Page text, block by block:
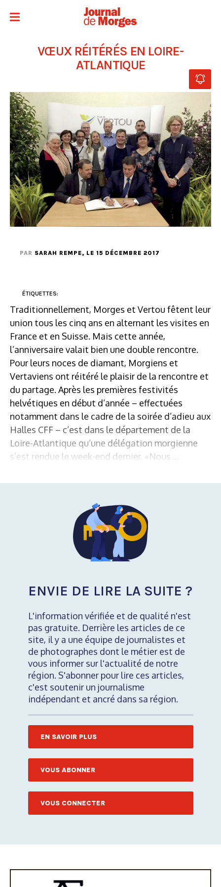
VŒUX RÉITÉRÉS EN LOIRE-
ATLANTIQUE
PAR SARAH REMPE, LE 15 DÉCEMBRE 2017
ÉTIQUETTES:
Traditionnellement, Morges et Vertou fêtent leur
union tous les cinq ans en alternant les visites en
France et en Suisse. Mais cette année,
l’anniversaire valait bien une double rencontre.
Pour leurs noces de diamant, Morgiens et
Vertaviens ont réitéré le plaisir de la rencontre et
du partage. Après les premières festivités
helvétiques en début d’année – effectuées
notamment dans le cadre de la soirée d’adieu aux
Halles CFF – c’est dans le département de la
Loire-Atlantique qu’une délégation morgienne
s’est rendue le week-end dernier. «Nous ...
ENVIE DE LIRE LA SUITE ?
L'information vérifiée et de qualité n'est
pas gratuite. Derrière les articles de ce
site, il y a une équipe de journalistes et
de photographes dont le métier est de
vous informer sur l'actualité de notre
région. S'abonner pour lire ces articles,
c'est soutenir un journalisme
indépendant et ancré dans sa région.
EN SAVOIR PLUS
VOUS ABONNER
VOUS CONNECTER